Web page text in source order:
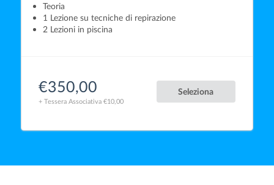
Teoria
1 Lezione su tecniche di repirazione
2 Lezioni in piscina
€350,00
+ Tessera Associativa €10,00
Seleziona